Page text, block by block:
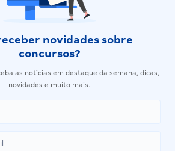
novidades sobre
concursos?
as notícias em destaque da semana, dicas,
novidades e muito mais.